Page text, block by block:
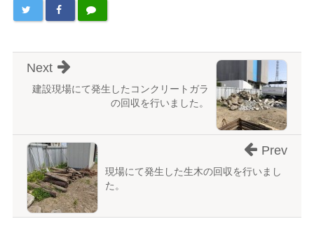
建設現場にて発生したコンクリートガラ
の回収を行いました。
Next
現場にて発生した生木の回収を行いまし
た。
Prev